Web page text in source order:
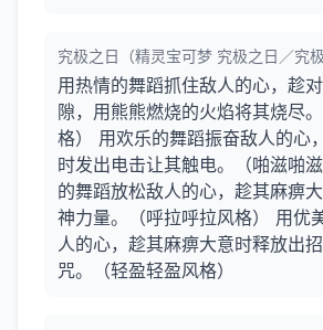
究极之日（精灵宝可梦 究极之日／究极
用热情的舞蹈抓住敌人的心，趁
隙，用熊熊燃烧的火焰将其烧尽
格） 用欢乐的舞蹈振奋敌人的心
时发出电击让其触电。（啪滋啪
的舞蹈放松敌人的心，趁其麻痹
神力量。（呼拉呼拉风格） 用优
人的心，趁其麻痹大意时释放出
咒。（轻盈轻盈风格）